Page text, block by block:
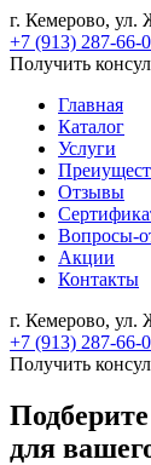
г. Кемерово, ул.
+7 (913) 287-66-
Получить
Главная
Каталог
Услуги
Отзывы
Вопросы-
Акции
Контакты
г. Кемерово, ул.
+7 (913) 287-66-
Получить
для